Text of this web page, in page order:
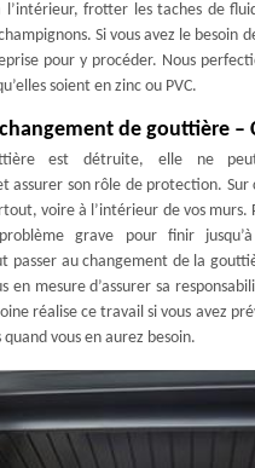
l’intérieur, frotter les taches de
Si vous avez le besoin
pour y procéder. Nous
soient en zinc ou PVC.
de gouttière –
est détruite, elle ne
assurer son rôle de protection. Sur
voire à l’intérieur de vos murs.
grave pour finir jusqu’à
passer au changement de la
en mesure d’assurer sa
réalise ce travail si vous avez
vous en aurez besoin.